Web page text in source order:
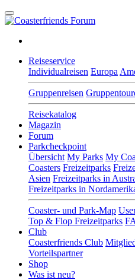
Reiseservice
Individualreisen Europa
Gruppenreisen
Reisekatalog
Magazin
Forum
Parkcheckpoint
Übersicht My Parks My
Coasters Freizeitparks
Asien Freizeitparks in
Freizeitparks in
Coaster- und Park-Map
Top & Flop Freizeitparks
Club
Coasterfriends Club
Vorteilspartner
Shop
Was ist neu?